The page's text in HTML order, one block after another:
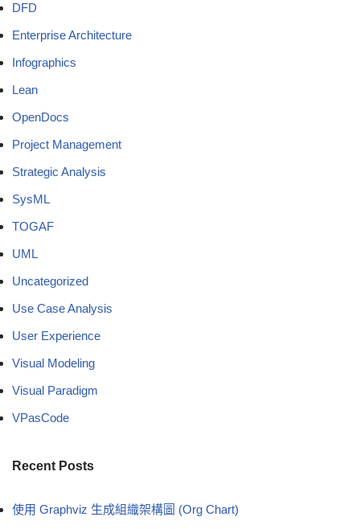
DFD
Enterprise Architecture
Infographics
Lean
OpenDocs
Project Management
Strategic Analysis
SysML
TOGAF
UML
Uncategorized
Use Case Analysis
User Experience
Visual Modeling
Visual Paradigm
VPasCode
Recent Posts
使用 Graphviz 生成組織架構圖 (Org Chart)